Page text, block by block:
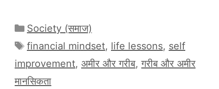
Categories
Society (समाज)
Tags
financial mindset, life lessons, self
improvement, अमीर और गरीब,गरीब और अमीर
मानसिकता